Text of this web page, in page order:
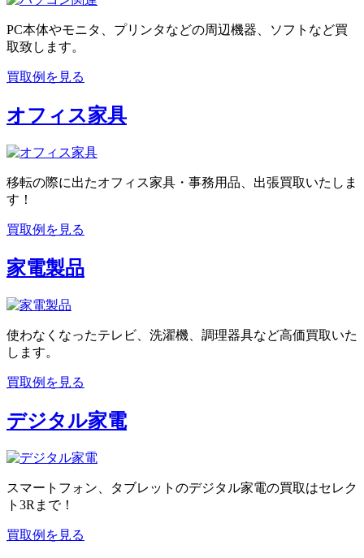
PC本体やモニタ、プリンタなどの周辺機器、ソフトなど買
取致します。
買取例を見る
オフィス家具
移転の際に出たオフィス家具・事務用品、出張買取いたしま
す！
買取例を見る
家電製品
使わなくなったテレビ、洗濯機、調理器具など高価買取いた
します。
買取例を見る
デジタル家電
スマートフォン、タブレットのデジタル家電の買取はセレク
ト3Rまで！
買取例を見る